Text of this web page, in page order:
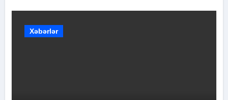
Xəbərlər